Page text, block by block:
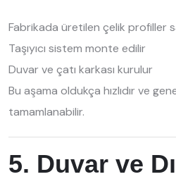
Fabrikada üretilen çelik profiller
Taşıyıcı sistem monte edilir
Duvar ve çatı karkası kurulur
Bu aşama oldukça hızlıdır ve
tamamlanabilir.
5. Duvar ve